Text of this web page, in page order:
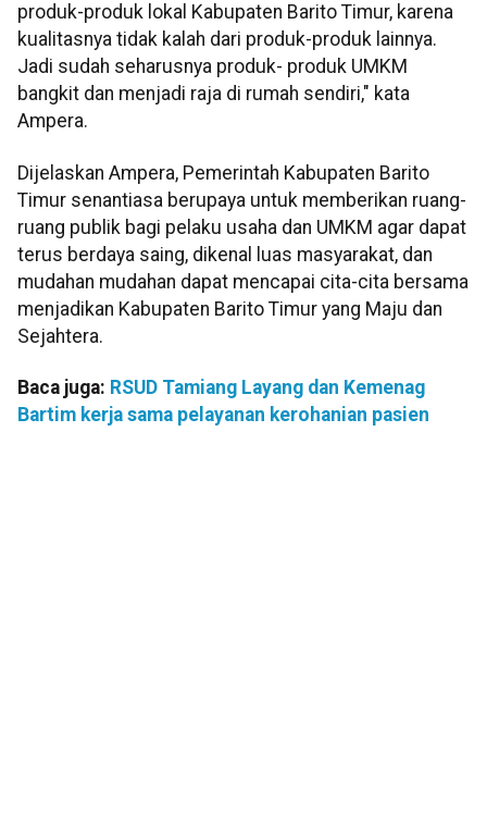
produk-produk lokal Kabupaten Barito Timur, karena
kualitasnya tidak kalah dari produk-produk lainnya.
Jadi sudah seharusnya produk- produk UMKM
bangkit dan menjadi raja di rumah sendiri," kata
Ampera.
Dijelaskan Ampera, Pemerintah Kabupaten Barito
Timur senantiasa berupaya untuk memberikan ruang-
ruang publik bagi pelaku usaha dan UMKM agar dapat
terus berdaya saing, dikenal luas masyarakat, dan
mudahan mudahan dapat mencapai cita-cita bersama
menjadikan Kabupaten Barito Timur yang Maju dan
Sejahtera.
Baca juga: RSUD Tamiang Layang dan Kemenag
Bartim kerja sama pelayanan kerohanian pasien